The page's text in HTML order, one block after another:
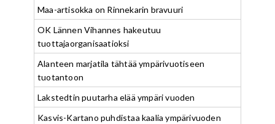
Maa-artisokka on Rinnekarin bravuuri
OK Lännen Vihannes hakeutuu
tuottajaorganisaatioksi
Alanteen marjatila tähtää ympärivuotiseen
tuotantoon
Lakstedtin puutarha elää ympäri vuoden
Kasvis-Kartano puhdistaa kaalia ympärivuoden